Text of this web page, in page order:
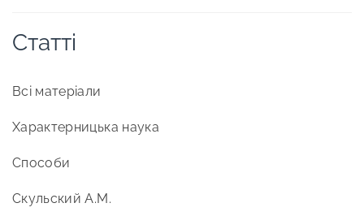
Статті
Всі матеріали
Характерницька наука
Способи
Скульский А.М.